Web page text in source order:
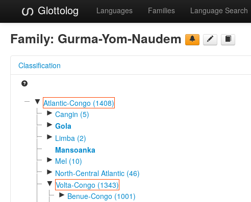
Glottolog Languages Families Language Search
Family: Gurma-Yom-Naudem
Classification
▼ Atlantic-Congo (1408)
► Cangin (5)
► Gola
► Limba (2)
Mansoanka
► Mel (10)
► North-Central Atlantic (46)
▼ Volta-Congo (1343)
► Benue-Congo (1001)